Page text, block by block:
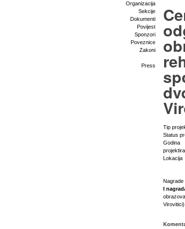
Organizacija
Sekcije
Dokumenti
Povijest
Sponzori
Poveznice
Zakoni
Press
Tip
Status
Godina
Lokacija
Nagrade
I
Virovitici)